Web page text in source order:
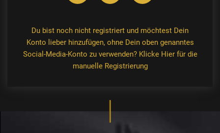
Du bist noch nicht registriert und möchtest Dein
Konto lieber hinzufügen, ohne Dein oben genanntes
Social-Media-Konto zu verwenden? Klicke Hier für die
manuelle Registrierung